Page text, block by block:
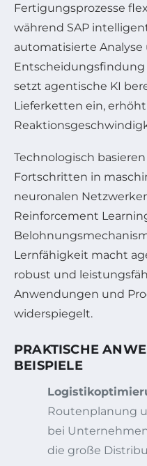
Fertigungsprozesse
während SAP
automatisierte Analyse
Entscheidungsfindung
setzt agentische KI
Lieferketten ein,
Technologisch
Fortschritten in
neuronalen
Reinforcement
Lernfähigkeit macht
robust und
Anwendungen und
widerspiegelt.
PRAKTISCHE
BEISPIELE
Routenplanung
bei
die große